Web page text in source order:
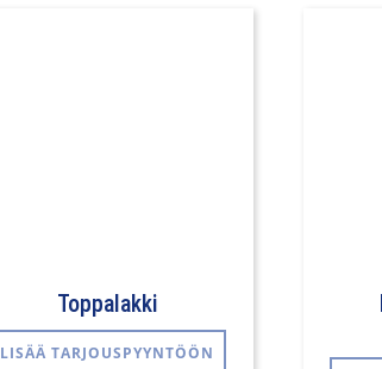
Toppalakki
LISÄÄ TARJOUSPYYNTÖÖN